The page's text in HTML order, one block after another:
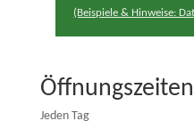
(Beispiele & Hinweise:
Öffnungszeiten
Jeden Tag